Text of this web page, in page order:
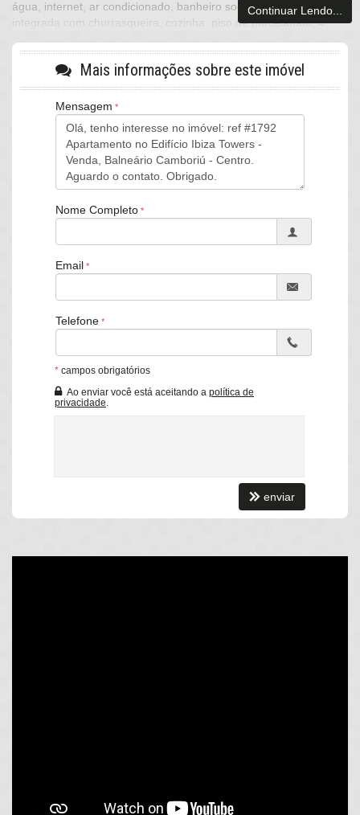
água, internet, ar condicionado, banheiro social, sacada
integrada com churrasqueira, cozinha, piso de porcelanato, 4
piscina, sauna, sala de jogos, cinema, academia, sistema de
segurança, portaria 24hs.
VÁRIAS UNIDADES DISPONÍVEIS!!
Características do Imóvel
Aquecimento de Água
Piso Porcelanato
Área de Serviço
Sala de Estar
Quadra Esportiva
Continuar Lendo...
Mais informações sobre este imóvel
Mensagem
Nome Completo
Email
Telefone
* campos obrigatórios
Ao enviar você está aceitando a política de
privacidade
enviar